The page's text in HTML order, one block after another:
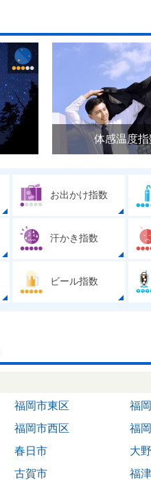
体感温度指
お出かけ指数
汗かき指数
ビール指数
福岡市東区 福
福岡市西区 福
春日市 大
古賀市 福